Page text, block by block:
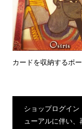
カードを収納するポー
ショップログイ
ューアルに伴い、